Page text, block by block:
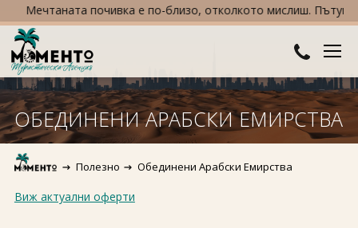
Мечтаната почивка е по-близо, отколкото мислиш. Пътувай
ДЕСТИНАЦИИ
Австралия и Океания
Азия
Африка
ХОТЕЛИ
Хотели в България
КРУИЗИ
ОБЕДИНЕНИ АРАБСКИ ЕМИРСТВА
Полезно Обединени Арабски Емирства
Виж актуални оферти